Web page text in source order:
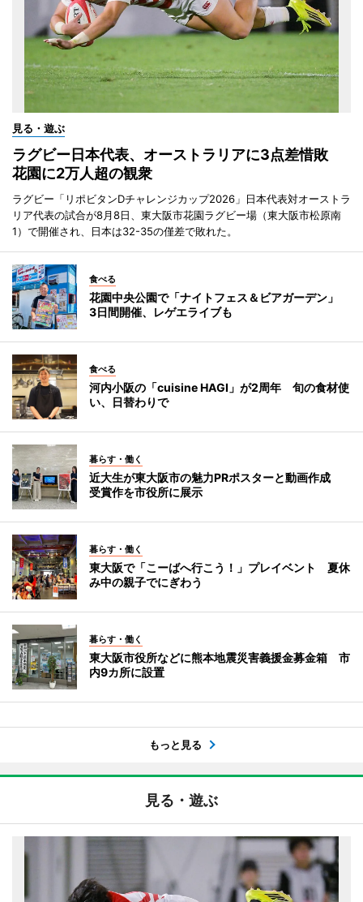
見る・遊ぶ
ラグビー日本代表、オーストラリアに3点差惜敗
花園に2万人超の観衆
ラグビー「リポビタンDチャレンジカップ2026」日本代表対オーストラ
リア代表の試合が8月8日、東大阪市花園ラグビー場（東大阪市松原南
1）で開催され、日本は32-35の僅差で敗れた。
食べる
花園中央公園で「ナイトフェス＆ビアガーデン」
3日間開催、レゲエライブも
食べる
河内小阪の「cuisine HAGI」が2周年 旬の食材使
い、日替わりで
暮らす・働く
近大生が東大阪市の魅力PRポスターと動画作成
受賞作を市役所に展示
暮らす・働く
東大阪で「こーばへ行こう！」プレイベント 夏休
み中の親子でにぎわう
暮らす・働く
東大阪市役所などに熊本地震災害義援金募金箱 市
内9カ所に設置
もっと見る
見る・遊ぶ